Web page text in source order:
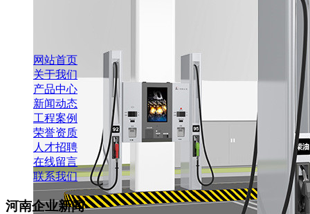
网站首页
关于我们
产品中心
新闻动态
工程案例
荣誉资质
人才招聘
在线留言
联系我们
河南企业新闻